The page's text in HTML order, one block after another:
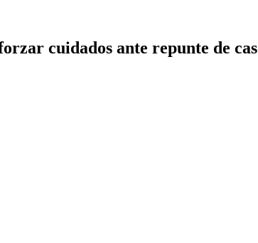
cuidados ante repunte de